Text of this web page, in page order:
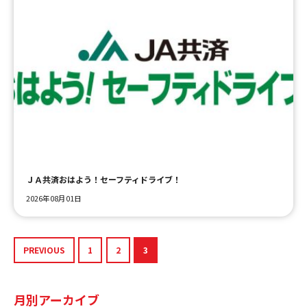
ＪＡ共済おはよう！セーフティドライブ！
2026年08月01日
PREVIOUS 1 2 3
月別アーカイブ